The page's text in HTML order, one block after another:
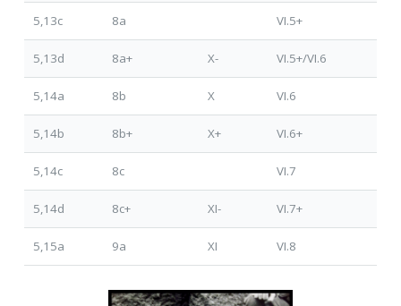
5,13c 8a VI.5+
5,13d 8a+ X- VI.5+/VI.6
5,14a 8b X VI.6
5,14b 8b+ X+ VI.6+
5,14c 8c VI.7
5,14d 8c+ XI- VI.7+
5,15a 9a XI VI.8